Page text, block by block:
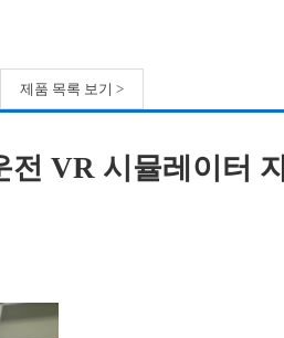
제품 목록 보기 >
VR 시뮬레이터